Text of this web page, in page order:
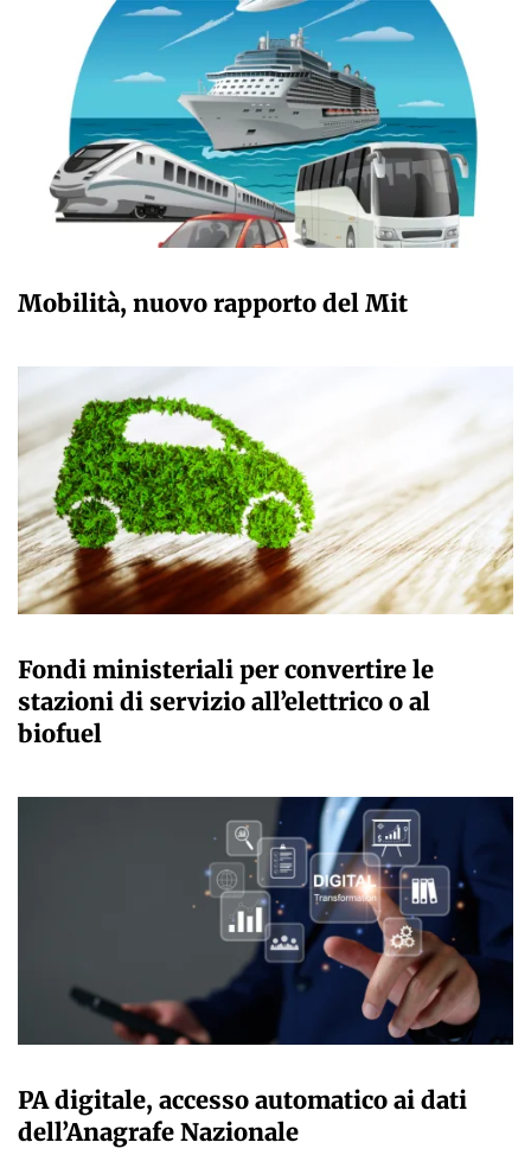
Mobilità, nuovo rapporto del Mit
Fondi ministeriali per convertire le
stazioni di servizio all’elettrico o al
biofuel
PA digitale, accesso automatico ai dati
dell’Anagrafe Nazionale